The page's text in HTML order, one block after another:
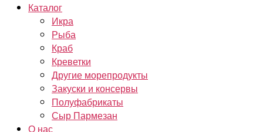
Каталог
Икра
Рыба
Краб
Креветки
Другие морепродукты
Закуски и консервы
Полуфабрикаты
Сыр Пармезан
О нас